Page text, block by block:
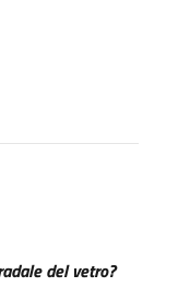
del vetro?